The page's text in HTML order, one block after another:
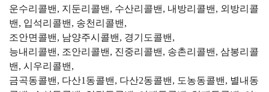
운수리콜밴, 지둔리콜밴, 수산리콜밴, 내방리콜밴, 외방리콜
밴, 입석리콜밴, 송천리콜밴,
조안면콜밴, 남양주시콜밴, 경기도콜밴,
능내리콜밴, 조안리콜밴, 진중리콜밴, 송촌리콜밴, 삼봉리콜
밴, 시우리콜밴,
금곡동콜밴, 다산1동콜밴, 다산2동콜밴, 도농동콜밴, 별내동